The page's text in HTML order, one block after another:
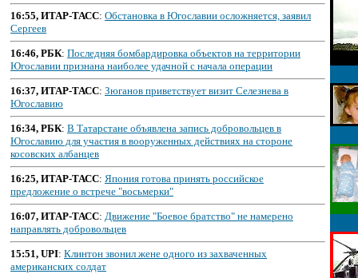
16:55, ИТАР-ТАСС: Обстановка в Югославии осложняется, заявил
Сергеев
16:46, РБК: Последняя бомбардировка объектов на территории
Югославии признана наиболее удачной с начала операции
16:37, ИТАР-ТАСС: Зюганов приветствует визит Селезнева в
Югославию
16:34, РБК: В Татарстане объявлена запись добровольцев в
Югославию для участия в вооруженных действиях на стороне
косовских албанцев
16:25, ИТАР-ТАСС: Япония готова принять российское
предложение о встрече "восьмерки"
16:07, ИТАР-ТАСС: Движение "Боевое братство" не намерено
направлять добровольцев
15:51, UPI: Клинтон звонил жене одного из захваченных
американских солдат